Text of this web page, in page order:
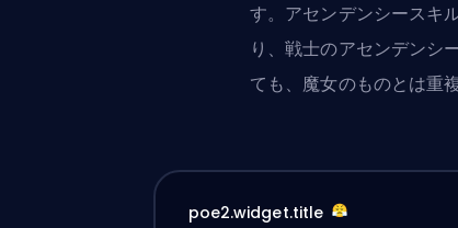
す。アセンデンシースキ
り、戦士のアセンデンシ
ても、魔女のものとは重
poe2.widget.title